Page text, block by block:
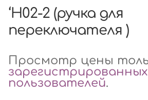
‘H02-2 (ручка для
переключателя )
Просмотр цены
зарегистрированных
пользователей.